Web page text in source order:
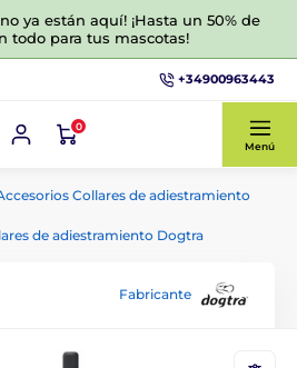
ya están aquí! ¡Hasta un 50% de
todo para tus mascotas!
+34900963443
0
Menú
Collares de adiestramiento
de adiestramiento Dogtra
Fabricante